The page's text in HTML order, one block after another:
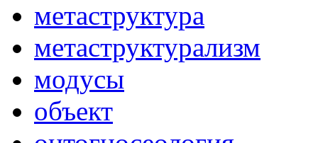
метаструктура
метаструктурализм
модусы
объект